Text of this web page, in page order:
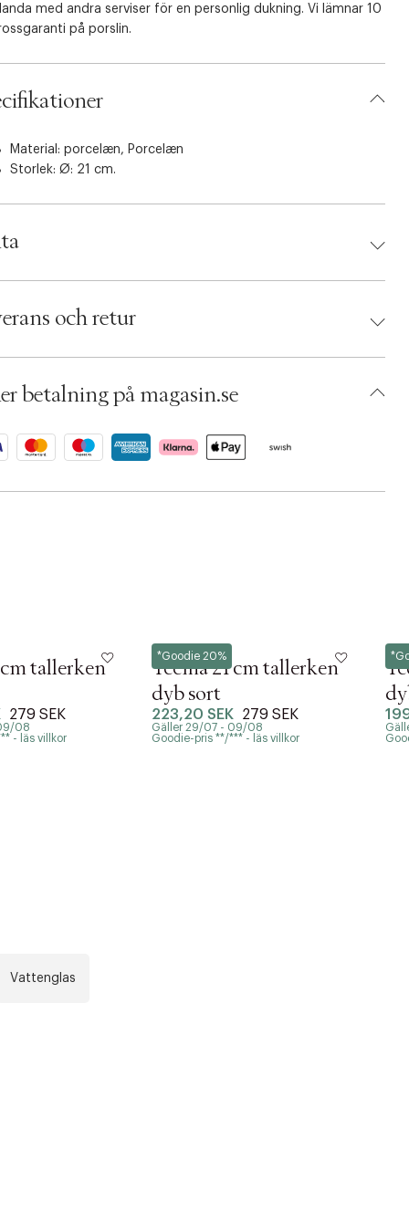
med andra serviser för en personlig dukning. Vi lämnar 10
på porslin.
Material: porcelæn, Porcelæn
Storlek: Ø: 21 cm.
5709513205272och retur
betalning på magasin.se
cm tallerken
279 SEK
08
- läs villkor
*Goodie 20%
Iittala
Teema 21 cm tallerken
dyb sort
223,20 SEK 279 SEK
Gäller 29/07 - 09/08
Goodie-pris **/*** - läs villkor
Vattenglas